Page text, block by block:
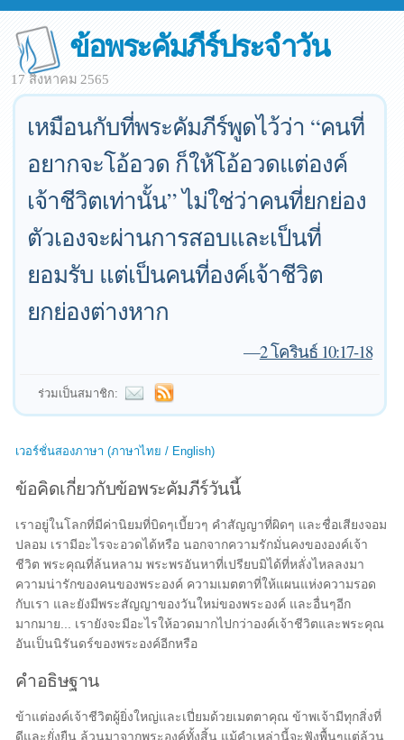
ข้อพระคัมภีร์ประจำวัน
17 สิงหาคม 2565
เหมือนกับที่พระคัมภีร์พูดไว้ว่า “คนที่
อยากจะโอ้อวด ก็ให้โอ้อวดแต่องค์
เจ้าชีวิตเท่านั้น” ไม่ใช่ว่าคนที่ยกย่อง
ตัวเองจะผ่านการสอบและเป็นที่
ยอมรับ แต่เป็นคนที่องค์เจ้าชีวิต
ยกย่องต่างหาก
—2 โครินธ์ 10:17-18
ร่วมเป็นสมาชิก:
เวอร์ชั่นสองภาษา (ภาษาไทย / English)
ข้อคิดเกี่ยวกับข้อพระคัมภีร์วันนี้
เราอยู่ในโลกที่มีค่านิยมที่บิดๆเบี้ยวๆ คำสัญญาที่ผิดๆ และชื่อเสียงจอม
ปลอม เรามีอะไรจะอวดได้หรือ นอกจากความรักมั่นคงขององค์เจ้า
ชีวิต พระคุณที่ล้นหลาม พระพรอันหาที่เปรียบมิได้ที่หลั่งไหลลงมา
ความน่ารักของคนของพระองค์ ความเมตตาที่ให้แผนแห่งความรอด
กับเรา และยังมีพระสัญญาของวันใหม่ของพระองค์ และอื่นๆอีก
มากมาย... เรายังจะมีอะไรให้อวดมากไปกว่าองค์เจ้าชีวิตและพระคุณ
อันเป็นนิรันดร์ของพระองค์อีกหรือ
คำอธิษฐาน
ข้าแต่องค์เจ้าชีวิตผู้ยิ่งใหญ่และเปี่ยมด้วยเมตตาคุณ ข้าพเจ้ามีทุกสิ่งที่
ดีและยั่งยืน ล้วนมาจากพระองค์ทั้งสิ้น แม้คำเหล่านี้จะฟังพื้นๆแต่ล้วน